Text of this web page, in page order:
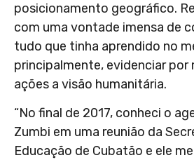
posicionamento geográfico.
com uma vontade imensa de
tudo que tinha aprendido no
principalmente, evidenciar por
ações a visão humanitária.
“No final de 2017, conheci o
Zumbi em uma reunião da
Educação de Cubatão e ele